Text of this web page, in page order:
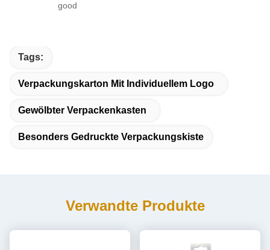
good
Tags:
Verpackungskarton Mit Individuellem Logo
Gewölbter Verpackenkasten
Besonders Gedruckte Verpackungskiste
Verwandte Produkte